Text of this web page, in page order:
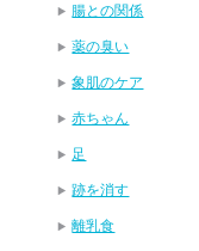
腸との関係
薬の臭い
象肌のケア
赤ちゃん
足
跡を消す
離乳食